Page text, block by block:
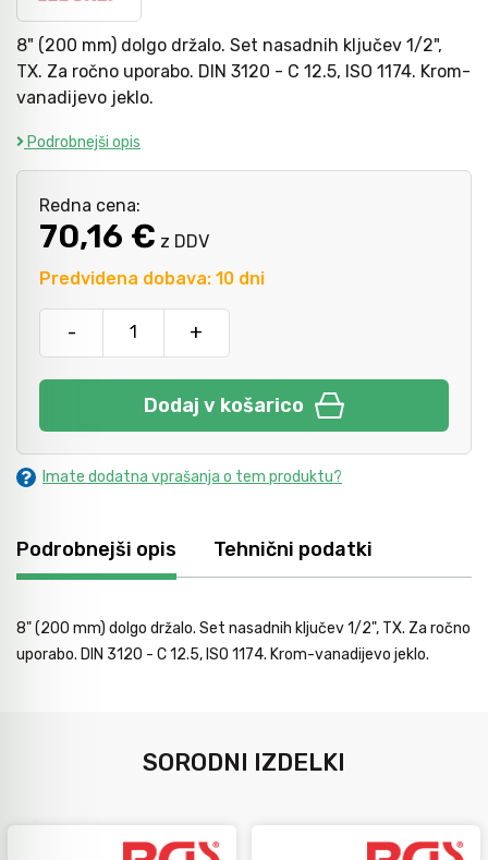
8" (200 mm) dolgo držalo. Set nasadnih ključev 1/2",
TX. Za ročno uporabo. DIN 3120 - C 12.5, ISO 1174. Krom-
vanadijevo jeklo.
Podrobnejši opis
Predvidena dobava: 10 dni
Redna cena:
70,16 € z DDV
- +
Dodaj v košarico
Imate dodatna vprašanja o tem produktu?
Podrobnejši opis Tehnični podatki
8" (200 mm) dolgo držalo. Set nasadnih ključev 1/2", TX. Za ročno
uporabo. DIN 3120 - C 12.5, ISO 1174. Krom-vanadijevo jeklo.
SORODNI IZDELKI
Kladiva
Točkala, dleta, luknjači in pile
Vzvodi in primeži
Krivilci cevi
Mazanje